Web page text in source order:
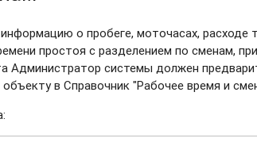
о пробеге, моточасах, расходе
простоя с разделением по сменам,
Администратор системы должен
объекту в Справочник "Рабочее время и